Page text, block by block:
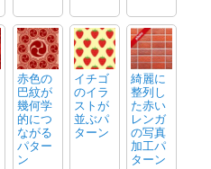
赤色の
巴紋が
幾何学
的につ
ながる
パター
ン
イチゴ
のイラ
ストが
並ぶパ
ターン
綺麗に
整列し
た赤い
レンガ
の写真
加工パ
ターン